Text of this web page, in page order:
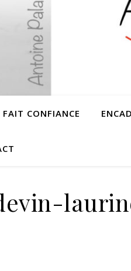
FAIT CONFIANCE